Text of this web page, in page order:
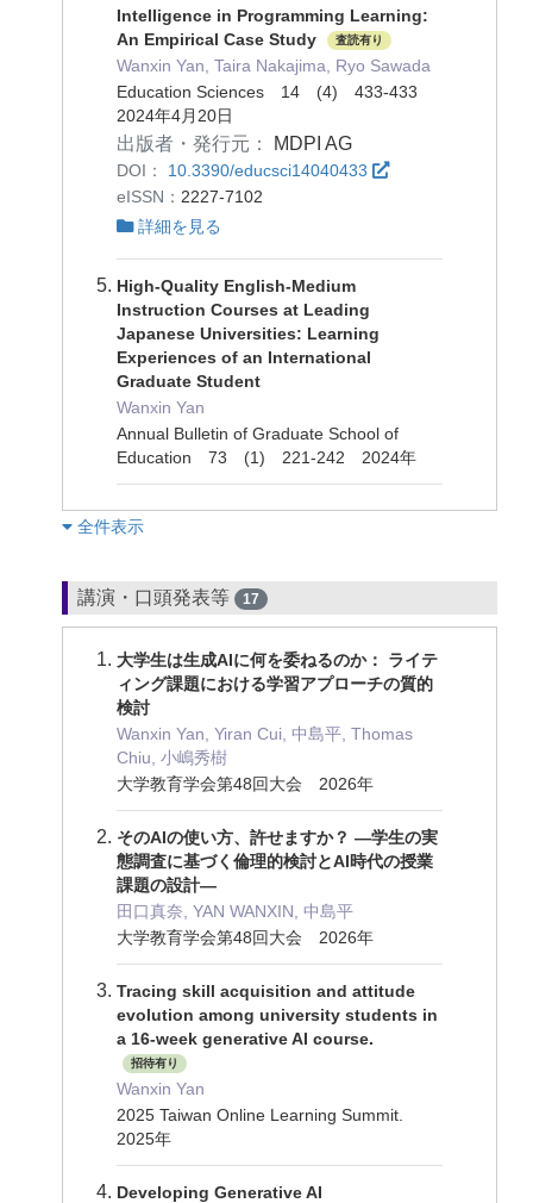
Intelligence in Programming Learning:
An Empirical Case Study
査読有り
Wanxin Yan, Taira Nakajima, Ryo Sawada
Education Sciences 14 (4) 433-433
2024年4月20日
出版者・発行元： MDPI AG
DOI：
10.3390/educsci14040433
eISSN： 2227-7102
詳細を見る
High-Quality English-Medium
Instruction Courses at Leading
Japanese Universities: Learning
Experiences of an International
Graduate Student
Wanxin Yan
Annual Bulletin of Graduate School of
Education 73 (1) 221-242 2024年
︎全件表示
講演・口頭発表等 17
大学生は生成AIに何を委ねるのか： ライテ
ィング課題における学習アプローチの質的
検討
Wanxin Yan, Yiran Cui, 中島平, Thomas
Chiu, 小嶋秀樹
大学教育学会第48回大会 2026年
そのAIの使い方、許せますか？ —学生の実
態調査に基づく倫理的検討とAI時代の授業
課題の設計—
田口真奈, YAN WANXIN, 中島平
大学教育学会第48回大会 2026年
Tracing skill acquisition and attitude
evolution among university students in
a 16-week generative AI course.
招待有り
Wanxin Yan
2025 Taiwan Online Learning Summit.
2025年
Developing Generative AI